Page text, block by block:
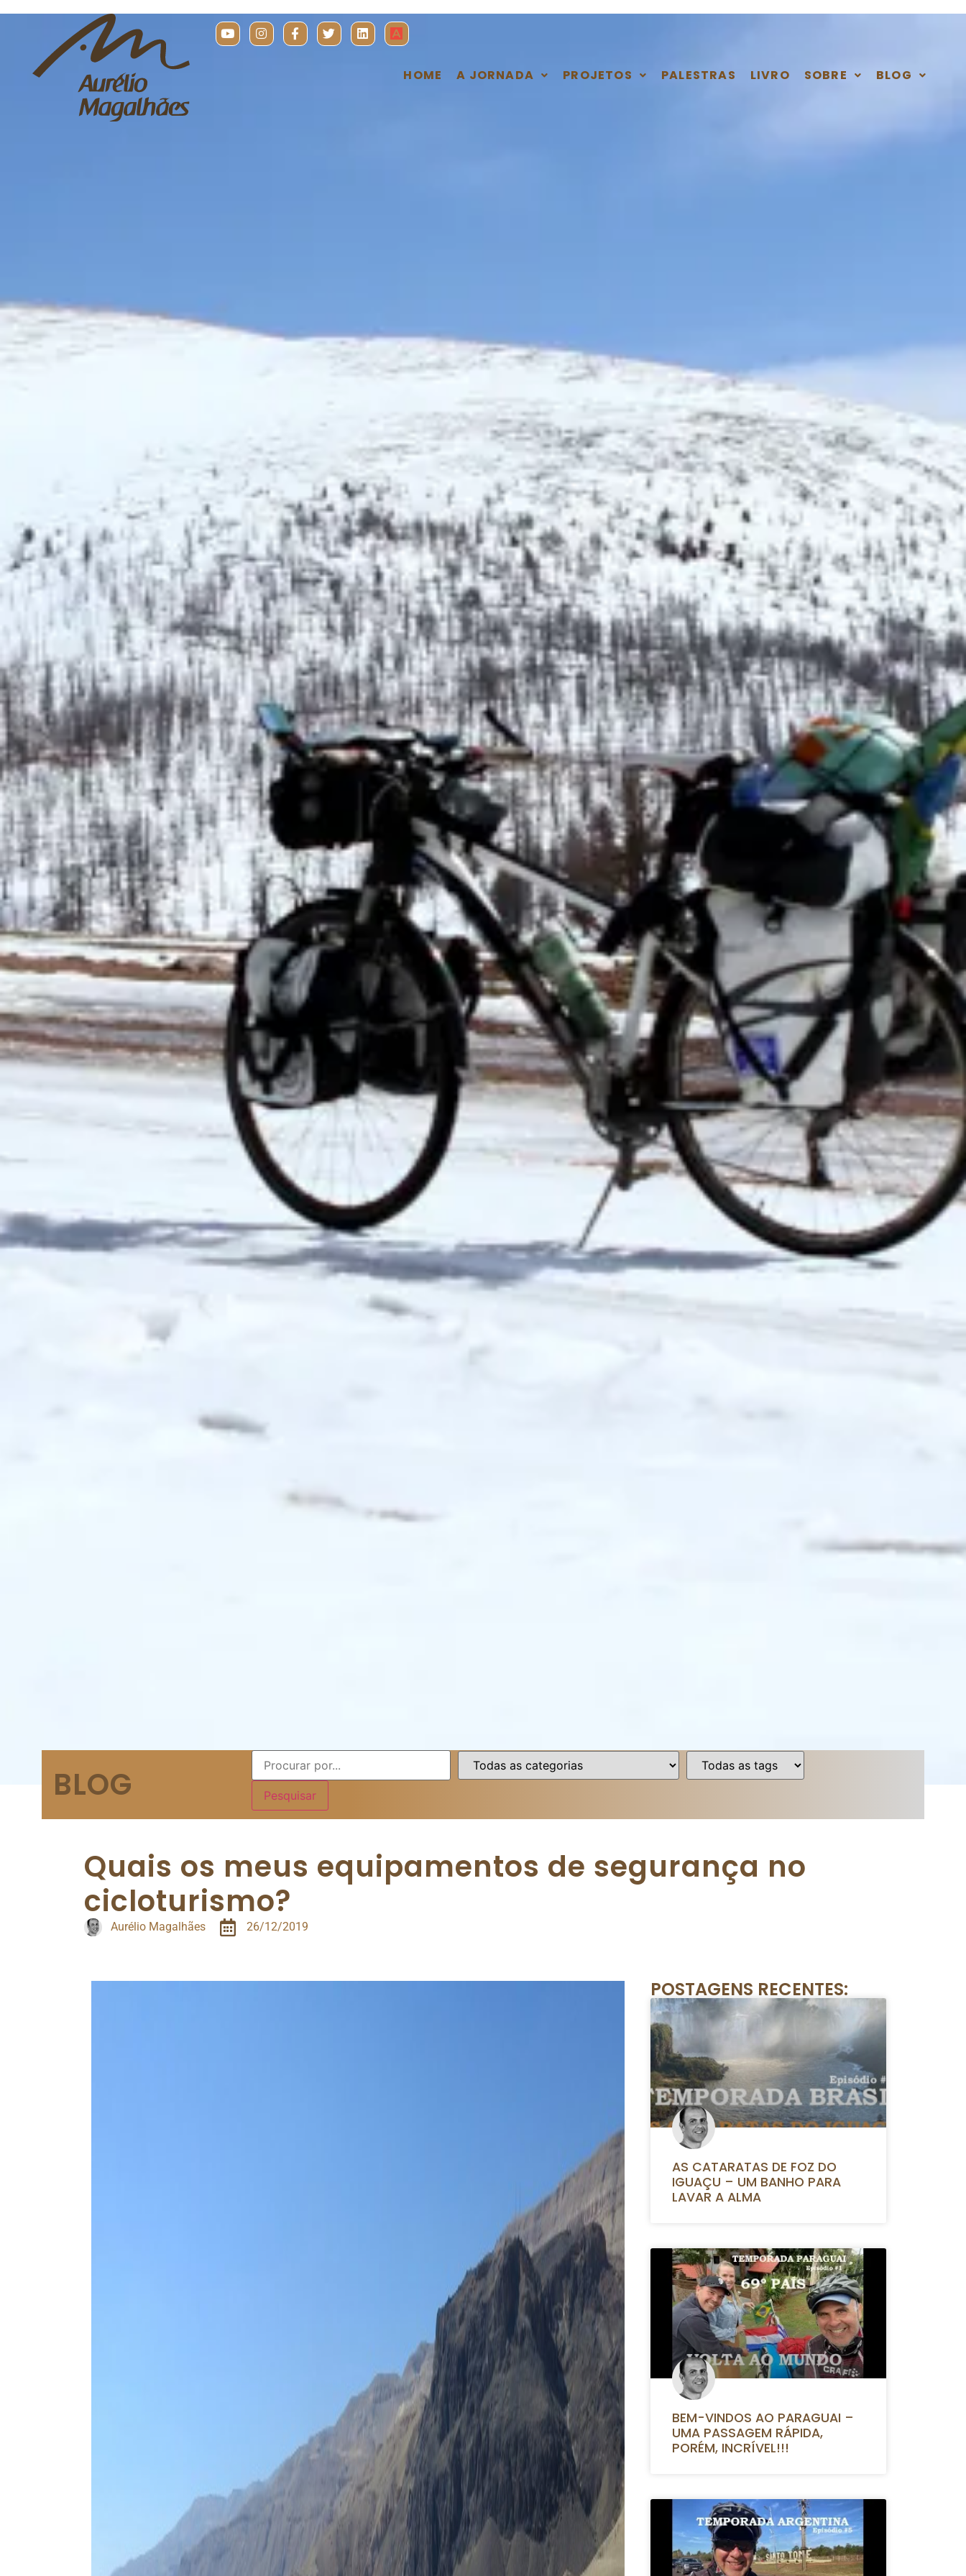
HOME A JORNADA PROJETOS PALESTRAS LIVRO SOBRE BLOG
BLOG
Quais os meus equipamentos de segurança no
cicloturismo?
Aurélio Magalhães 26/12/2019
POSTAGENS RECENTES:
AS CATARATAS DE FOZ DO
IGUAÇU – UM BANHO PARA
LAVAR A ALMA
BEM-VINDOS AO PARAGUAI –
UMA PASSAGEM RÁPIDA,
PORÉM, INCRÍVEL!!!